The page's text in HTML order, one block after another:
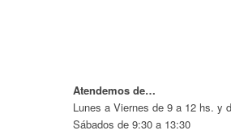
Atendemos de…
Lunes a Viernes de 9 a 12 hs. y
Sábados de 9:30 a 13:30